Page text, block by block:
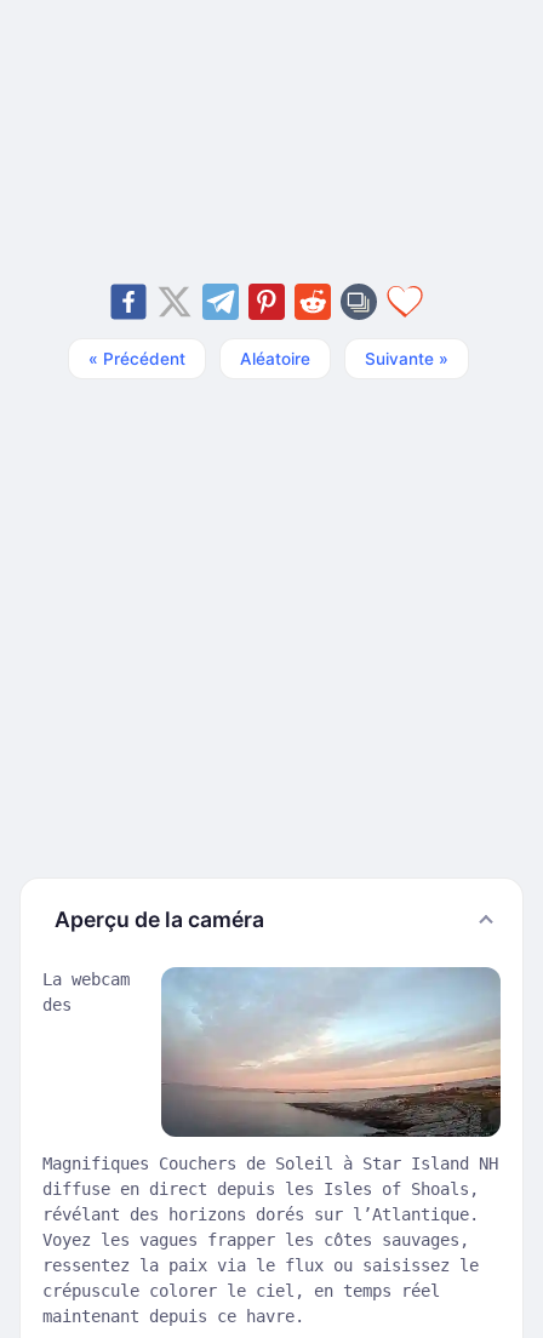
« Précédent Aléatoire Suivante »
Aperçu de la caméra
La webcam
des
Magnifiques Couchers de Soleil à Star Island NH
diffuse en direct depuis les Isles of Shoals,
révélant des horizons dorés sur l’Atlantique.
Voyez les vagues frapper les côtes sauvages,
ressentez la paix via le flux ou saisissez le
crépuscule colorer le ciel, en temps réel
maintenant depuis ce havre.